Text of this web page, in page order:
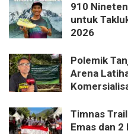
910
untuk
2026
Polemik
Arena
Timnas
Emas dan 2